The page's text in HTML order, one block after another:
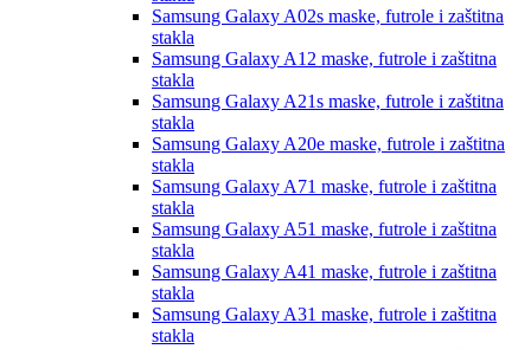
Samsung Galaxy A02s maske, futrole i zaštitna
stakla
Samsung Galaxy A12 maske, futrole i zaštitna
stakla
Samsung Galaxy A21s maske, futrole i zaštitna
stakla
Samsung Galaxy A20e maske, futrole i zaštitna
stakla
Samsung Galaxy A71 maske, futrole i zaštitna
stakla
Samsung Galaxy A51 maske, futrole i zaštitna
stakla
Samsung Galaxy A41 maske, futrole i zaštitna
stakla
Samsung Galaxy A31 maske, futrole i zaštitna
stakla